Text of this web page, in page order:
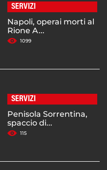
SERVIZI
Napoli, operai morti al
Rione A...
1099
SERVIZI
Penisola Sorrentina,
spaccio di...
115